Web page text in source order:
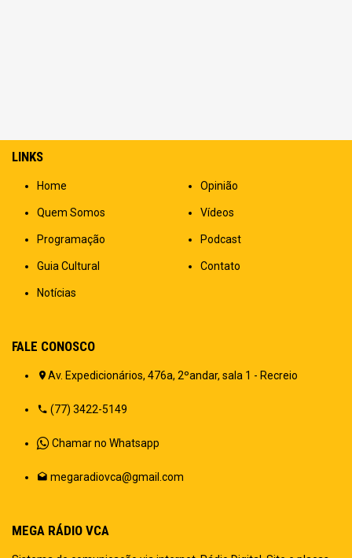
LINKS
Home
Quem Somos
Programação
Guia Cultural
Notícias
Opinião
Vídeos
Podcast
Contato
FALE CONOSCO
Av. Expedicionários, 476a, 2ºandar, sala 1 - Recreio
(77) 3422-5149
Chamar no Whatsapp
megaradiovca@gmail.com
MEGA RÁDIO VCA